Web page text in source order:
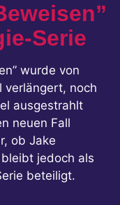
Serie
wurde von
verlängert, noch
ausgestrahlt
neuen Fall
ob Jake
jedoch als
beteiligt.